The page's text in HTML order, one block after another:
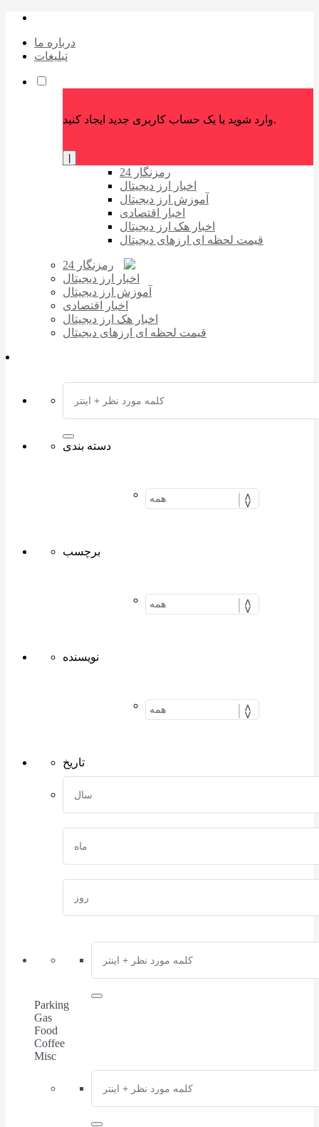
درباره ما
تبلیغات
وارد شوید یا یک حساب کاربری جدید ایجاد کنید.
رمزنگار 24
اخبار ارز دیجیتال
آموزش ارز دیجیتال
اخبار اقتصادی
اخبار هک ارز دیجیتال
قیمت لحظه ای ارزهای دیجیتال
رمزنگار 24
اخبار ارز دیجیتال
آموزش ارز دیجیتال
اخبار اقتصادی
اخبار هک ارز دیجیتال
قیمت لحظه ای ارزهای دیجیتال
دسته بندی
برچسب
نویسنده
تاریخ
Parking
Gas
Food
Coffee
Misc